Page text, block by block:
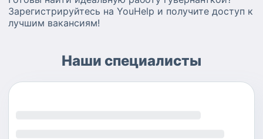
Зарегистрируйтесь на YouHelp и получите доступ к
лучшим вакансиям!
Наши специалисты